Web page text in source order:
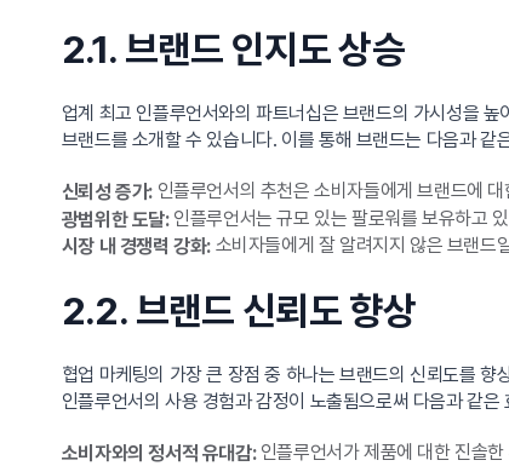
2.1. 브랜드 인지도 상승
업계 최고 인플루언서와의 파트너십은 브랜드의 가시성을
브랜드를 소개할 수 있습니다. 이를 통해 브랜드는 다음과 같
신뢰성 증가:인플루언서의 추천은 소비자들에게 브랜드에
광범위한 도달:인플루언서는 규모 있는 팔로워를 보유하고
시장 내 경쟁력 강화:소비자들에게 잘 알려지지 않은 브랜드
2.2. 브랜드 신뢰도 향상
협업 마케팅의 가장 큰 장점 중 하나는 브랜드의 신뢰도를
인플루언서의 사용 경험과 감정이 노출됨으로써 다음과 같은
소비자와의 정서적 유대감:인플루언서가 제품에 대한 진솔